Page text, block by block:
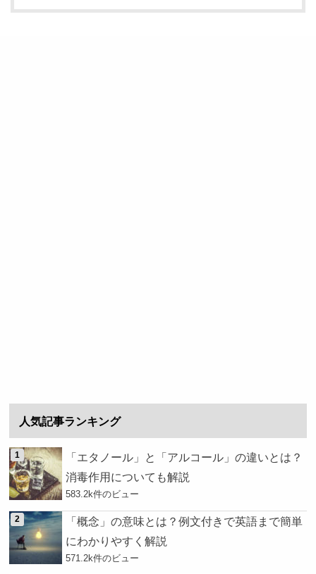
人気記事ランキング
「エタノール」と「アルコール」の違いとは？
消毒作用についても解説
583.2k件のビュー
「概念」の意味とは？例文付きで英語まで簡単
にわかりやすく解説
571.2k件のビュー